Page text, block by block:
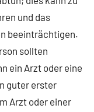
und das
beeinträchtigen.
sollten
ein Arzt oder eine
guter erster
Arzt oder einer